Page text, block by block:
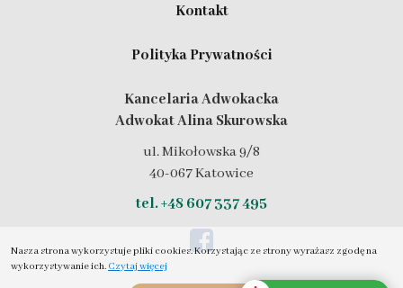
Kontakt
Polityka Prywatności
Kancelaria Adwokacka
Adwokat Alina Skurowska
ul. Mikołowska 9/8
40-067 Katowice
tel. +48 607 337 495
Nasza strona wykorzystuje pliki cookies. Korzystając ze strony wyrażasz zgodę na
wykorzystywanie ich. Czytaj więcej